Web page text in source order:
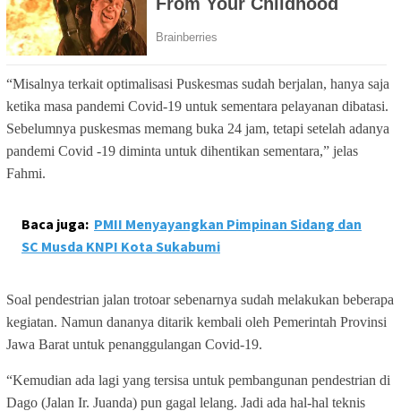
“Misalnya terkait optimalisasi Puskesmas sudah berjalan, hanya saja
ketika masa pandemi Covid-19 untuk sementara pelayanan dibatasi.
Sebelumnya puskesmas memang buka 24 jam, tetapi setelah adanya
pandemi Covid -19 diminta untuk dihentikan sementara,” jelas
Fahmi.
Baca juga: PMII Menyayangkan Pimpinan Sidang dan
SC Musda KNPI Kota Sukabumi
Soal pendestrian jalan trotoar sebenarnya sudah melakukan beberapa
kegiatan. Namun dananya ditarik kembali oleh Pemerintah Provinsi
Jawa Barat untuk penanggulangan Covid-19.
“Kemudian ada lagi yang tersisa untuk pembangunan pendestrian di
Dago (Jalan Ir. Juanda) pun gagal lelang. Jadi ada hal-hal teknis